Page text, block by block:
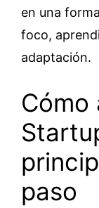
en una
foco,
adaptación.
Cómo
paso